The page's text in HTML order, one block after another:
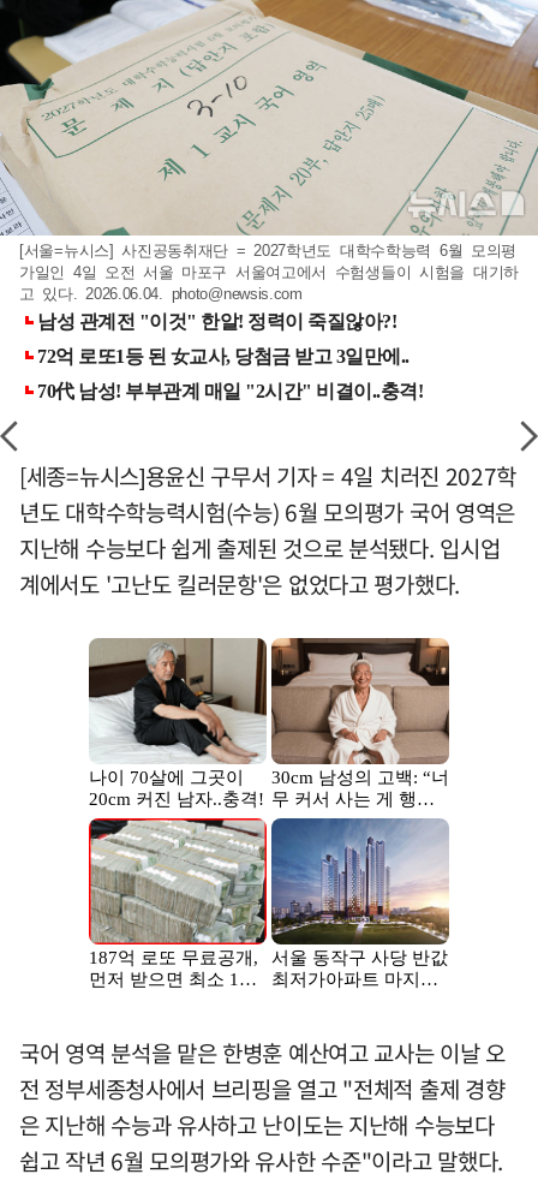
[서울=뉴시스] 사진공동취재단 = 2027학년도 대학수학능력 6월 모의평
가일인 4일 오전 서울 마포구 서울여고에서 수험생들이 시험을 대기하
고 있다. 2026.06.04. photo@newsis.com
[세종=뉴시스]용윤신 구무서 기자 = 4일 치러진 2027학
년도 대학수학능력시험(수능) 6월 모의평가 국어 영역은
지난해 수능보다 쉽게 출제된 것으로 분석됐다. 입시업
계에서도 '고난도 킬러문항'은 없었다고 평가했다.
국어 영역 분석을 맡은 한병훈 예산여고 교사는 이날 오
전 정부세종청사에서 브리핑을 열고 "전체적 출제 경향
은 지난해 수능과 유사하고 난이도는 지난해 수능보다
쉽고 작년 6월 모의평가와 유사한 수준"이라고 말했다.